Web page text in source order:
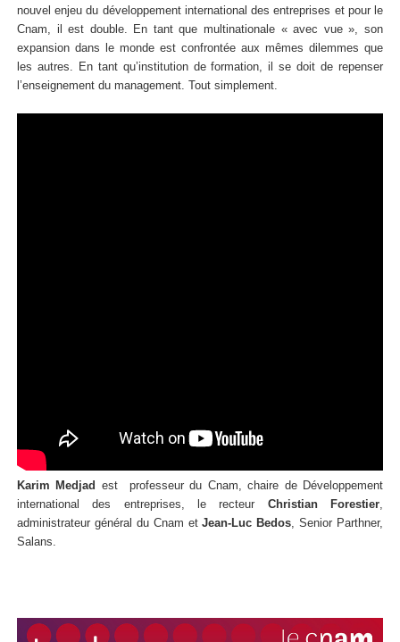
nouvel enjeu du développement international des entreprises et pour le
Cnam, il est double. En tant que multinationale « avec vue », son
expansion dans le monde est confrontée aux mêmes dilemmes que
les autres. En tant qu’institution de formation, il se doit de repenser
l’enseignement du management. Tout simplement.
Karim Medjad est professeur du Cnam, chaire de Développement
international des entreprises, le recteur Christian Forestier,
administrateur général du Cnam etJean-Luc Bedos, Senior Parthner,
Salans.